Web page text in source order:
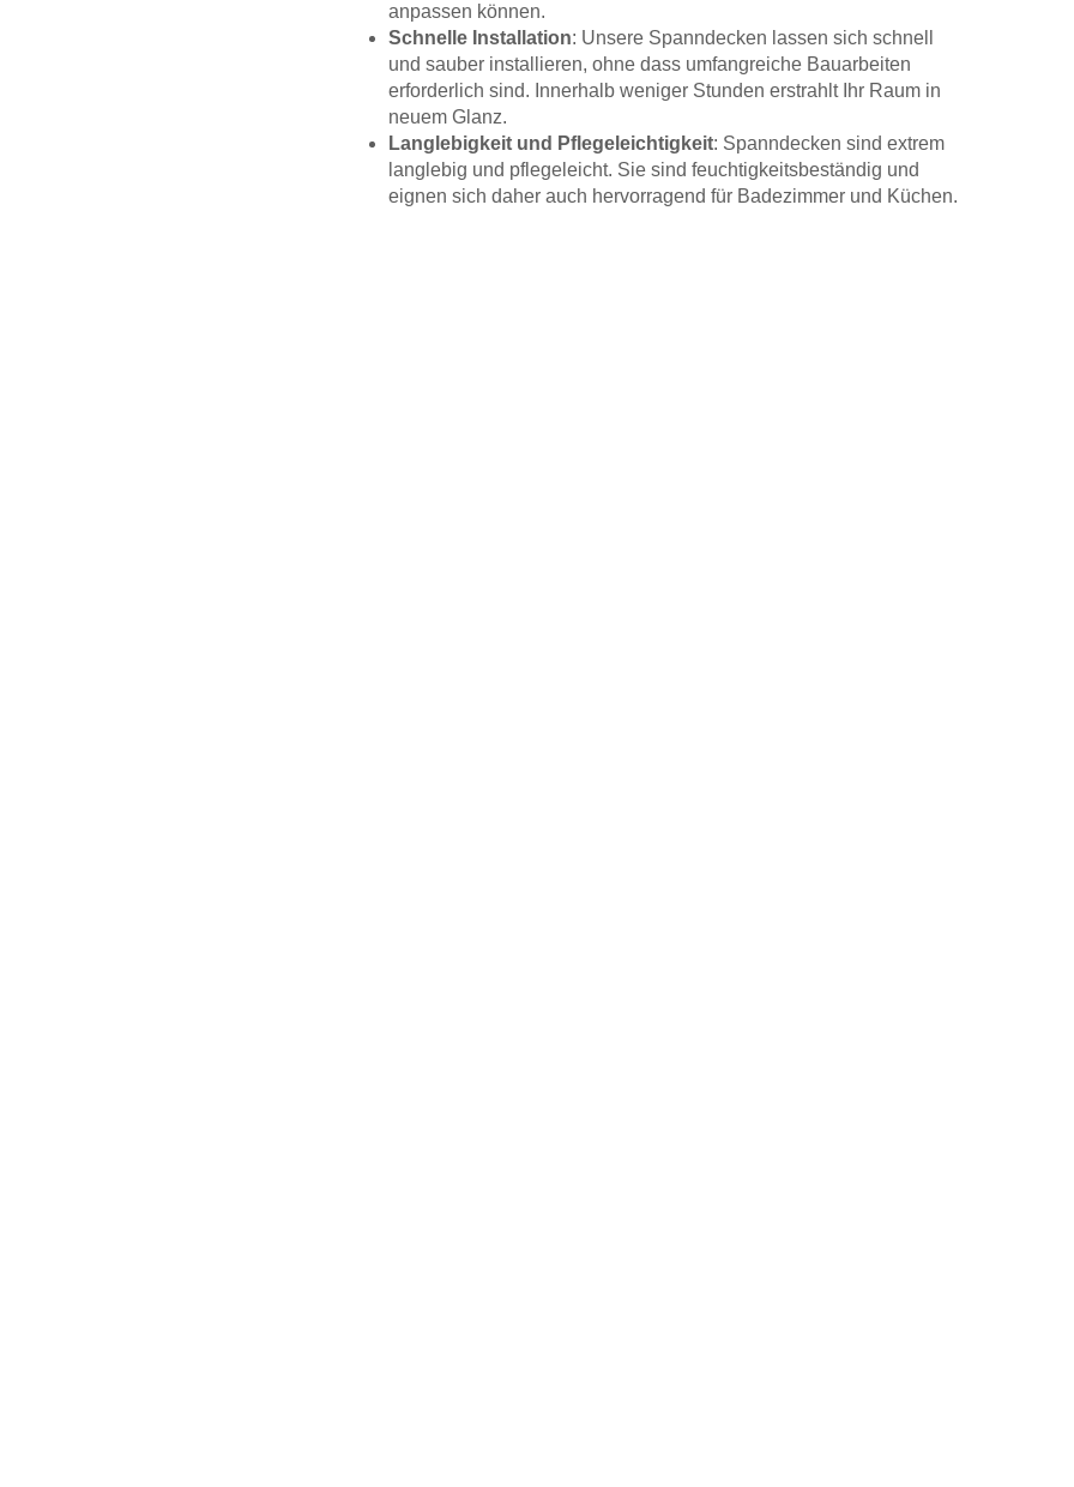
anpassen können.
Schnelle Installation: Unsere Spanndecken lassen sich schnell
und sauber installieren, ohne dass umfangreiche Bauarbeiten
erforderlich sind. Innerhalb weniger Stunden erstrahlt Ihr Raum in
neuem Glanz.
Langlebigkeit und Pflegeleichtigkeit: Spanndecken sind extrem
langlebig und pflegeleicht. Sie sind feuchtigkeitsbeständig und
eignen sich daher auch hervorragend für Badezimmer und Küchen.